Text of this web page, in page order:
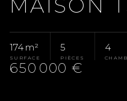
MAISON
174 m²
SURFACE
5
PIÈCES
4
650 000 €